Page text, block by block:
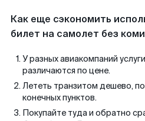
Как еще сэкономить
билет на самолет без
У разных авиакомпаний
различаются по цене.
Лететь транзитом дешево,
конечных пунктов.
Покупайте туда и обратно